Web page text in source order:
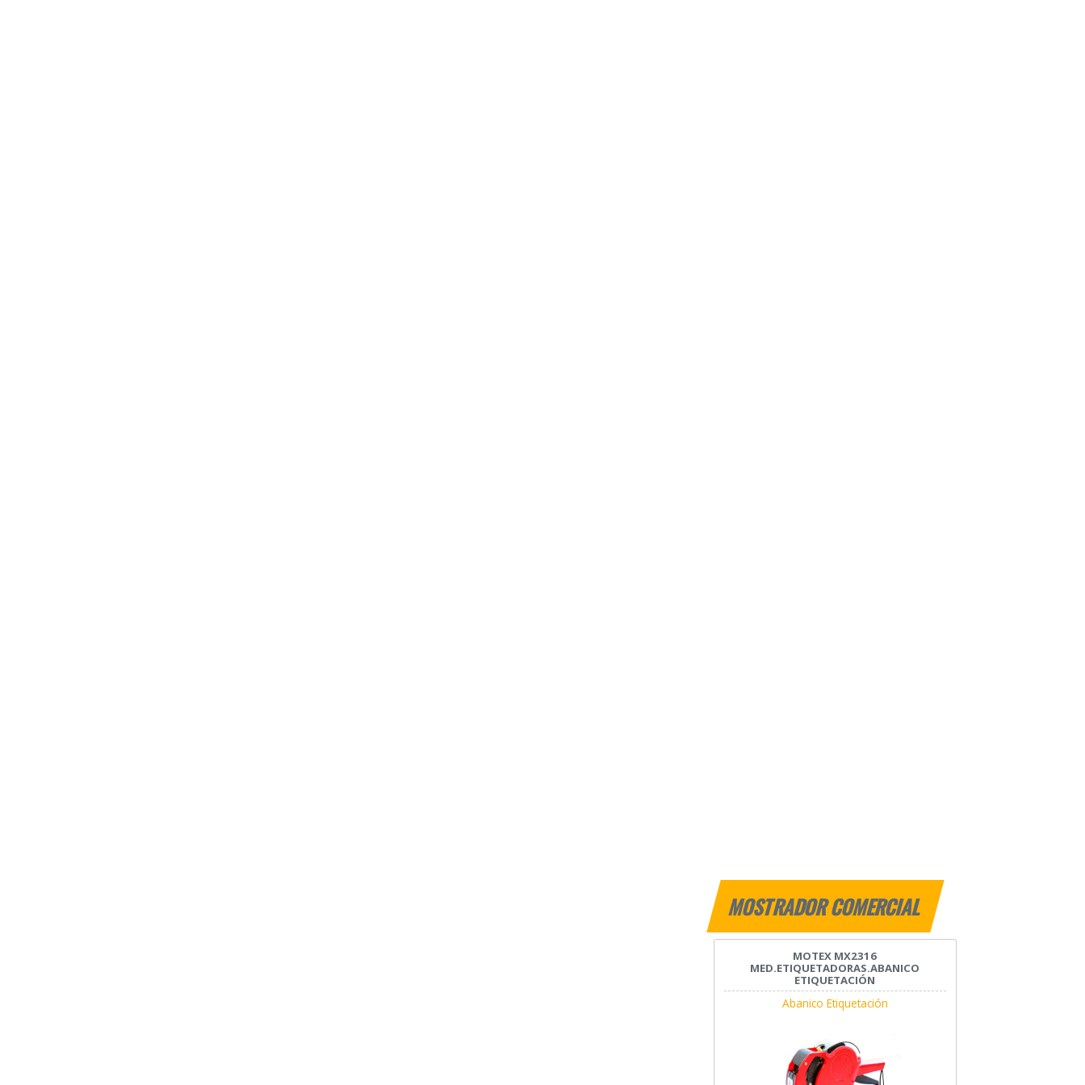
MOSTRADOR COMERCIAL
MOTEX MX2316
MED.ETIQUETADORAS.ABANICO
ETIQUETACIÓN
Abanico Etiquetación